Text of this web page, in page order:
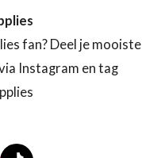
fan? Deel je mooiste
Instagram en tag